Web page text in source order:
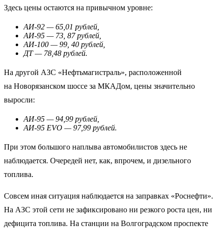
Здесь цены остаются на привычном уровне:
АИ-92 — 65,01 рублей,
АИ-95 — 73, 87 рублей,
АИ-100 — 99, 40 рублей,
ДТ — 78,48 рублей.
На другой АЗС «Нефтьмагистраль», расположенной
на Новорязанском шоссе за МКАДом, цены значительно
выросли:
АИ-95 — 94,99 рублей,
АИ-95 EVO — 97,99 рублей.
При этом большого наплыва автомобилистов здесь не
наблюдается. Очередей нет, как, впрочем, и дизельного
топлива.
Совсем иная ситуация наблюдается на заправках «Роснефти».
На АЗС этой сети не зафиксировано ни резкого роста цен, ни
дефицита топлива. На станции на Волгоградском проспекте